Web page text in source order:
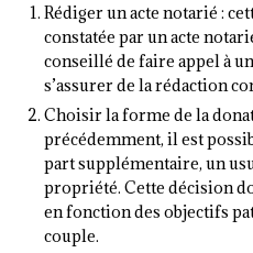
Rédiger un acte notarié :
constatée par un acte
conseillé de faire appel à
s’assurer de la rédaction
Choisir la forme de la
précédemment, il est
part supplémentaire, un
propriété. Cette décision
en fonction des objectifs
couple.